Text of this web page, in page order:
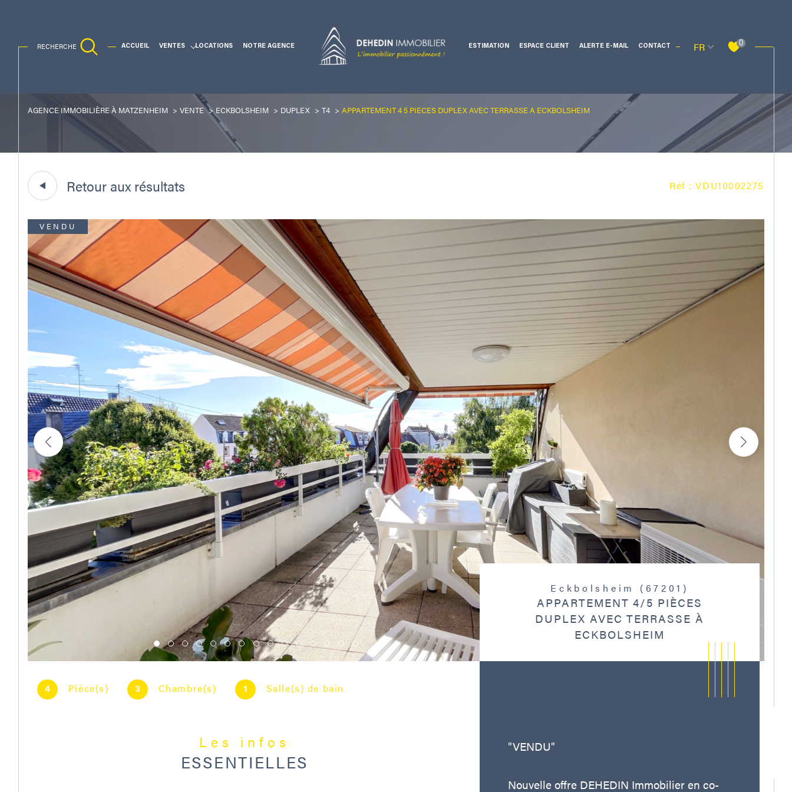
ACCUEIL VENTES
Ventes Traditionnelles Ventes professionnelles
LOCATIONS NOTRE AGENCE ESTIMATION ESPACE CLIENT ALERTE E-MAIL CONTACT
RECHERCHE Langue
FR 0
Acheter
de l'immo pro
Louer Estimer
TYPE DE BIEN 1
LOCALISATION BUDGET Filtrer
Voir les0annonces
67201 - Eckbolsheim Réinitialiser les filtres
AGENCE IMMOBILIÈRE À MATZENHEIM VENTE ECKBOLSHEIM DUPLEX T4 APPARTEMENT 4 5 PIECES DUPLEX AVEC TERRASSE A ECKBOLSHEIM
Retour aux résultats Réf : VDU10002275
VENDU
Eckbolsheim (67201)
APPARTEMENT 4/5 PIÈCES
DUPLEX AVEC TERRASSE À
ECKBOLSHEIM
4 Pièce(s) 3 Chambre(s) 1 Salle(s) de bain
Les infos
ESSENTIELLES
"VENDU"
Nouvelle offre DEHEDIN Immobilier en co-